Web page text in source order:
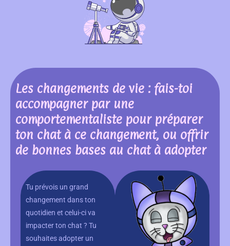
Les changements de vie : fais-toi
accompagner par une
comportementaliste pour préparer
ton chat à ce changement, ou offrir
de bonnes bases au chat à adopter
Tu prévois un grand
changement dans ton
quotidien et celui-ci va
impacter ton chat ? Tu
souhaites adopter un